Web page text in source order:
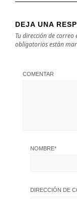
DEJA UNA
Tu dirección de
obligatorios están
COMENTAR
NOMBRE*
DIRECCIÓN DE